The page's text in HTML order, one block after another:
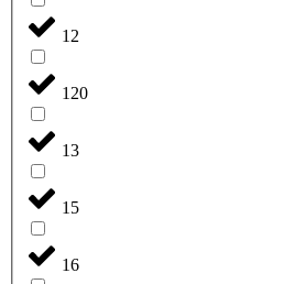
12
120
13
15
16